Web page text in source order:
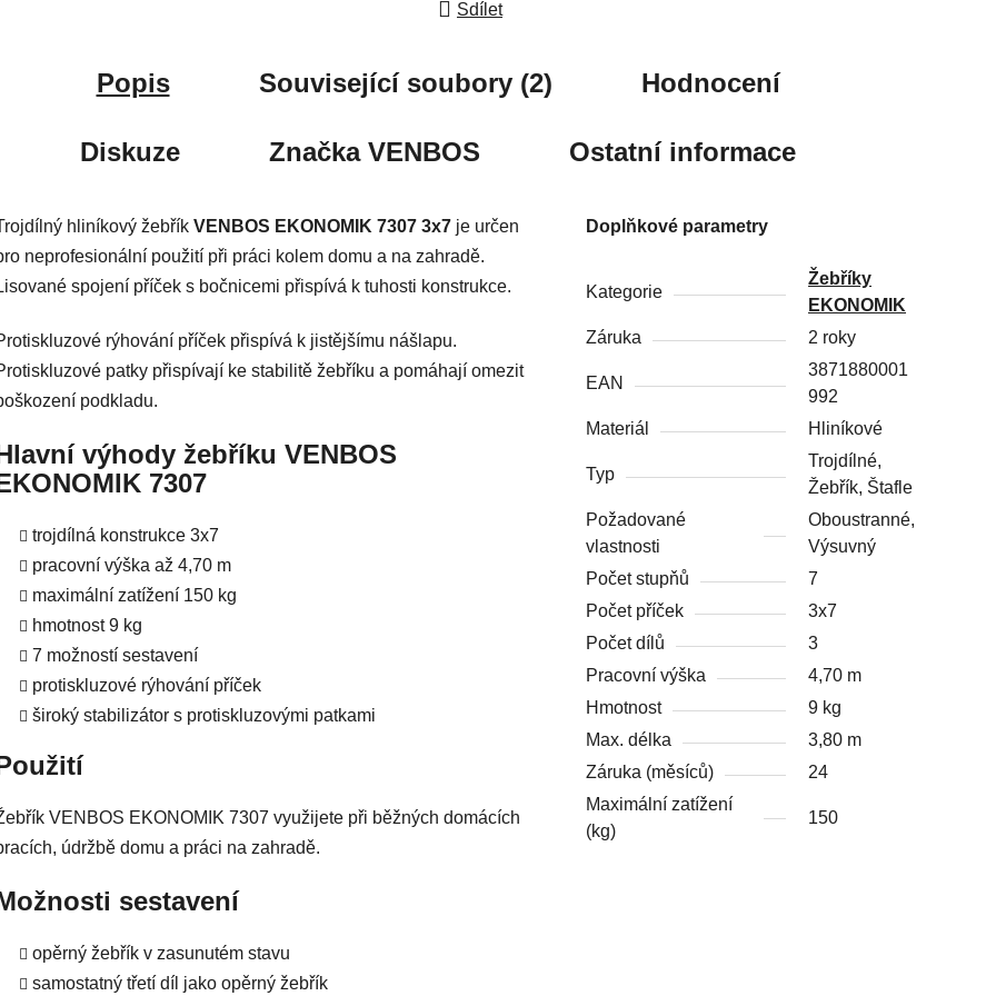
Sdílet
Popis Související soubory (2) Hodnocení
Diskuze ZnačkaVENBOS Ostatní informace
hliníkový žebřík VENBOS EKONOMIK 7307 3x7 je určen
neprofesionální použití při práci kolem domu a na zahradě.
spojení příček s bočnicemi přispívá k tuhosti konstrukce.
rýhování příček přispívá k jistějšímu nášlapu.
patky přispívají ke stabilitě žebříku a pomáhají omezit
podkladu.
výhody žebříku VENBOS
7307
trojdílná konstrukce 3x7
pracovní výška až 4,70 m
maximální zatížení 150 kg
hmotnost 9 kg
7 možností sestavení
protiskluzové rýhování příček
široký stabilizátor s protiskluzovými patkami
VENBOS EKONOMIK 7307 využijete při běžných domácích
údržbě domu a práci na zahradě.
sestavení
opěrný žebřík v zasunutém stavu
samostatný třetí díl jako opěrný žebřík
Doplňkové parametry
Kategorie
Žebříky
EKONOMIK
Záruka
2 roky
EAN
3871880001
992
Materiál
Hliníkové
Typ
Trojdílné,
Žebřík, Štafle
Požadované
vlastnosti
Oboustranné,
Výsuvný
Počet stupňů
7
Počet příček
3x7
Počet dílů
3
Pracovní výška
4,70 m
Hmotnost
9 kg
Max. délka
3,80 m
Záruka (měsíců)
24
Maximální zatížení
(kg)
150